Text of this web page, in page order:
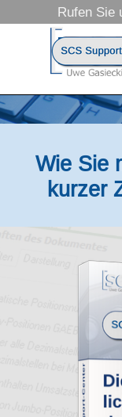
Direkt zum Seiteninhalt
Menü
Rufen Sie
Menü überspringen
Wie Sie
kurzer